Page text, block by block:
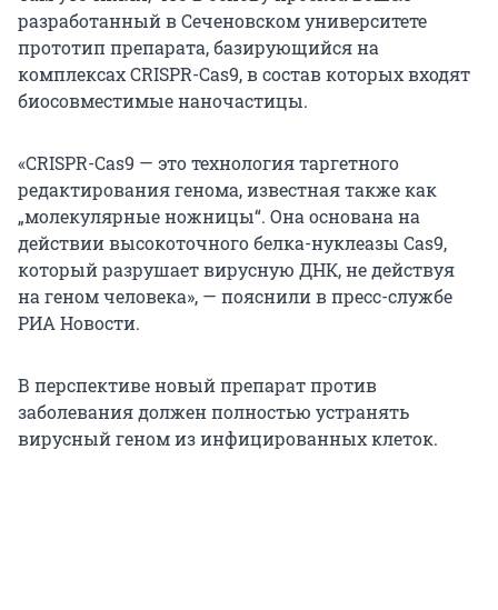
разработанный в Сеченовском университете
прототип препарата, базирующийся на
комплексах CRISPR-Cas9, в состав которых входят
биосовместимые наночастицы.
«CRISPR-Cas9 — это технология таргетного
редактирования генома, известная также как
„молекулярные ножницы“. Она основана на
действии высокоточного белка-нуклеазы Cas9,
который разрушает вирусную ДНК, не действуя
на геном человека», — пояснили в пресс-службе
РИА Новости.
В перспективе новый препарат против
заболевания должен полностью устранять
вирусный геном из инфицированных клеток.